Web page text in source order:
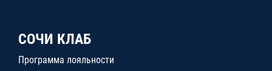
СОЧИ КЛАБ
Программа лояльности